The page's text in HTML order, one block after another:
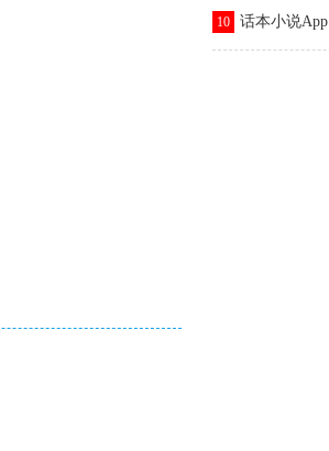
10 话本小说App